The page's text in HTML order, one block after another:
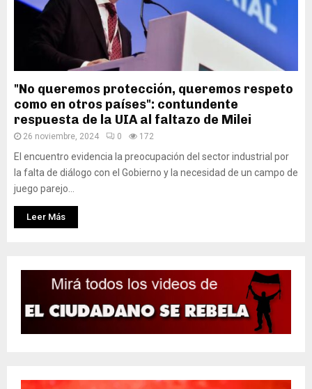
"No queremos protección, queremos respeto
como en otros países": contundente
respuesta de la UIA al faltazo de Milei
26 noviembre, 2024 0 172
El encuentro evidencia la preocupación del sector industrial por
la falta de diálogo con el Gobierno y la necesidad de un campo de
juego parejo...
Leer Más